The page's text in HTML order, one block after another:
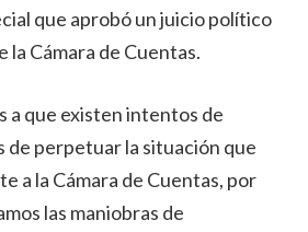
que aprobó un juicio político
la Cámara de Cuentas.
a que existen intentos de
perpetuar la situación que
a la Cámara de Cuentas, por
las maniobras de